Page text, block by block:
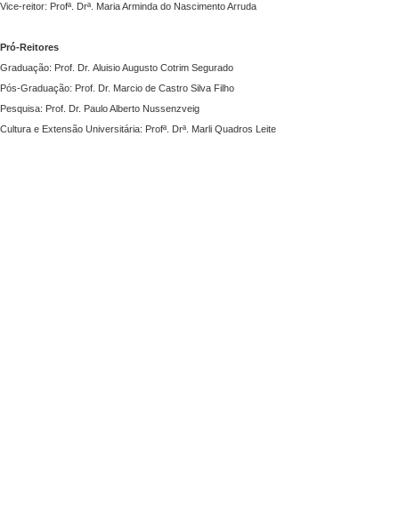
Vice-reitor: Profª. Drª. Maria Arminda do Nascimento Arruda
Pró-Reitores
Graduação: Prof. Dr. Aluisio Augusto Cotrim Segurado
Pós-Graduação: Prof. Dr. Marcio de Castro Silva Filho
Pesquisa: Prof. Dr. Paulo Alberto Nussenzveig
Cultura e Extensão Universitária: Profª. Drª. Marli Quadros Leite